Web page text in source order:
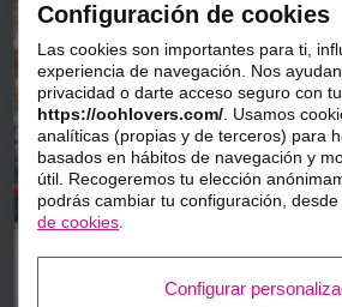
Configuración de cookies
Las cookies son importantes para ti,
experiencia de navegación. Nos
privacidad o darte acceso seguro con
https://oohlovers.com/. Usamos
analíticas (propias y de terceros) para
basados en hábitos de navegación y
útil. Recogeremos tu elección
podrás cambiar tu configuración,
de cookies.
Configurar